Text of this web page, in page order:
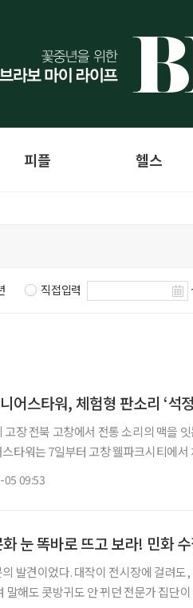
피플 헬스
직접입력
어스타워, 체험형 판소리 ‘석
고장 전북 고창에서 전통 소리의 맥을
타워는 7일부터 고창 웰파크시티에
09:53
눈 똑바로 뜨고 보라! 민화
발견이었다. 대작이 전시장에 걸려
말해도 콧방귀도 안 뀌던 전문가 집단